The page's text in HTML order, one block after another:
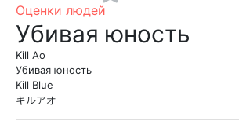
2 3 4 5 6
Убивая юность
Kill Ao
Убивая юность
Kill Blue
キルアオ